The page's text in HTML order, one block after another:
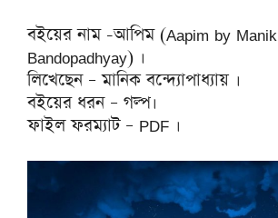
বইয়ের নাম -আপিম (Aapim by Manik
Bandopadhyay) ।
লিখেছেন – মানিক বন্দ্যোপাধ্যায় ।
বইয়ের ধরন – গল্প।
ফাইল ফরম্যাট – PDF ।